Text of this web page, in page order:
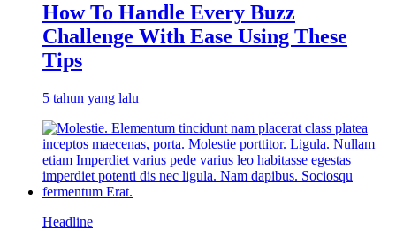
How To Handle Every Buzz
Challenge With Ease Using These
Tips
5 tahun yang lalu
Headline